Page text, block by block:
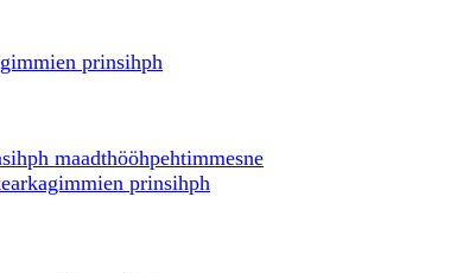
prinsihph
maadthööhpehtimmesne
prinsihph